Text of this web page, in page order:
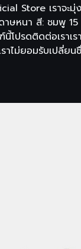
Store เรา
าษหนา สี: ชม
ดติดต่อเราเร
าไม่ยอมรับเปลี่